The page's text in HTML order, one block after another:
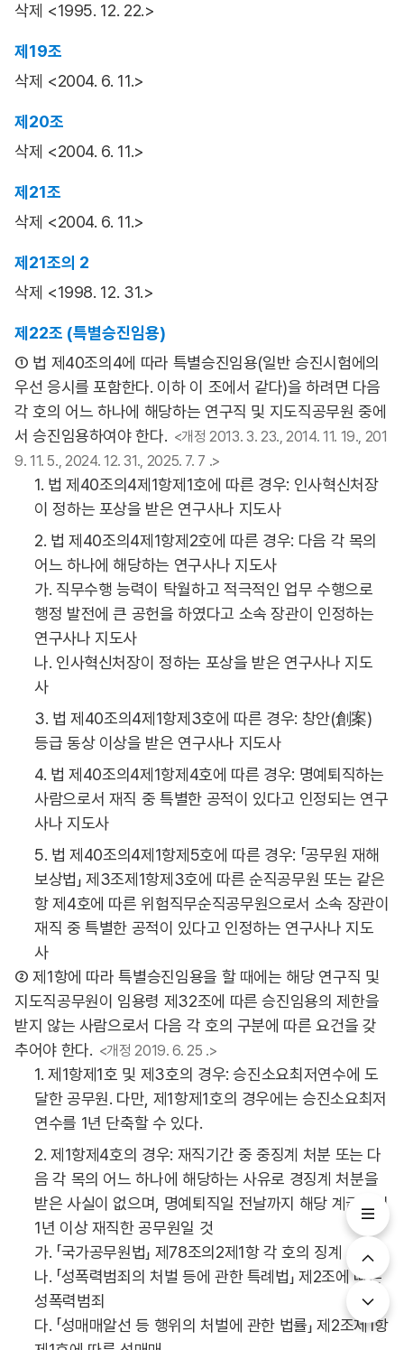
삭제 <1995. 12. 22.>
제19조
삭제 <2004. 6. 11.>
제20조
삭제 <2004. 6. 11.>
제21조
삭제 <2004. 6. 11.>
제21조의 2
삭제 <1998. 12. 31.>
제22조 (특별승진임용)
① 법 제40조의4에 따라 특별승진임용(일반 승진시험에의
우선 응시를 포함한다. 이하 이 조에서 같다)을 하려면 다음
각 호의 어느 하나에 해당하는 연구직 및 지도직공무원 중에
서 승진임용하여야 한다. <개정 2013. 3. 23., 2014. 11. 19., 201
9. 11. 5., 2024. 12. 31., 2025. 7. 7 .>
1. 법 제40조의4제1항제1호에 따른 경우: 인사혁신처장
이 정하는 포상을 받은 연구사나 지도사
2. 법 제40조의4제1항제2호에 따른 경우: 다음 각 목의
어느 하나에 해당하는 연구사나 지도사
가. 직무수행 능력이 탁월하고 적극적인 업무 수행으로
행정 발전에 큰 공헌을 하였다고 소속 장관이 인정하는
연구사나 지도사
나. 인사혁신처장이 정하는 포상을 받은 연구사나 지도
사
3. 법 제40조의4제1항제3호에 따른 경우: 창안(創案)
등급 동상 이상을 받은 연구사나 지도사
4. 법 제40조의4제1항제4호에 따른 경우: 명예퇴직하는
사람으로서 재직 중 특별한 공적이 있다고 인정되는 연구
사나 지도사
5. 법 제40조의4제1항제5호에 따른 경우: 「공무원 재해
보상법」 제3조제1항제3호에 따른 순직공무원 또는 같은
항 제4호에 따른 위험직무순직공무원으로서 소속 장관이
재직 중 특별한 공적이 있다고 인정하는 연구사나 지도
사
② 제1항에 따라 특별승진임용을 할 때에는 해당 연구직 및
지도직공무원이 임용령 제32조에 따른 승진임용의 제한을
받지 않는 사람으로서 다음 각 호의 구분에 따른 요건을 갖
추어야 한다. <개정 2019. 6. 25 .>
1. 제1항제1호 및 제3호의 경우: 승진소요최저연수에 도
달한 공무원. 다만, 제1항제1호의 경우에는 승진소요최저
연수를 1년 단축할 수 있다.
2. 제1항제4호의 경우: 재직기간 중 중징계 처분 또는 다
음 각 목의 어느 하나에 해당하는 사유로 경징계 처분을
받은 사실이 없으며, 명예퇴직일 전날까지 해당 계급에서
1년 이상 재직한 공무원일 것
가. 「국가공무원법」 제78조의2제1항 각 호의 징계 사유
나. 「성폭력범죄의 처벌 등에 관한 특례법」 제2조에 따른
성폭력범죄
다. 「성매매알선 등 행위의 처벌에 관한 법률」 제2조제1항